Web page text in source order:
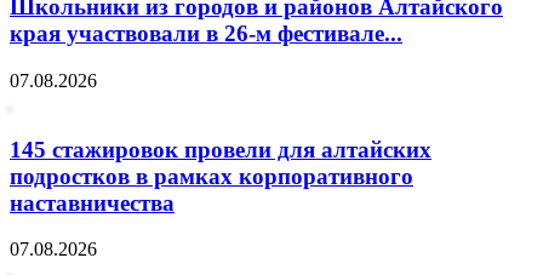
Школьники из городов и районов Алтайского
края участвовали в 26-м фестивале...
07.08.2026
145 стажировок провели для алтайских
подростков в рамках корпоративного
наставничества
07.08.2026